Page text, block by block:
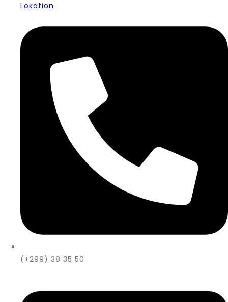
Lokation
(+299) 38 35 50